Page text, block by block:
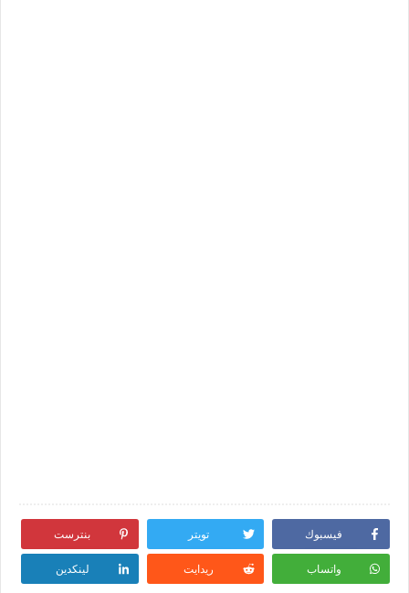
فيسبوك تويتر بنترست
واتساب ريدايت لينكدين